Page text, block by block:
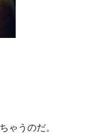
ゃうのだ。